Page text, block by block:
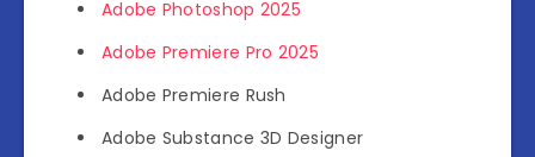
Adobe Photoshop 2025
Adobe Premiere Pro 2025
Adobe Premiere Rush
Adobe Substance 3D Designer